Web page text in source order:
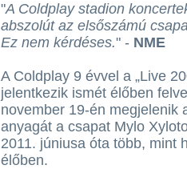
"A Coldplay stadion
abszolút az elsőszámú
Ez nem kérdéses." - NME
A Coldplay 9 évvel a „Live
jelentkezik ismét élőben
november 19-én megjelenik
anyagát a csapat Mylo
2011. júniusa óta több, mint
élőben.